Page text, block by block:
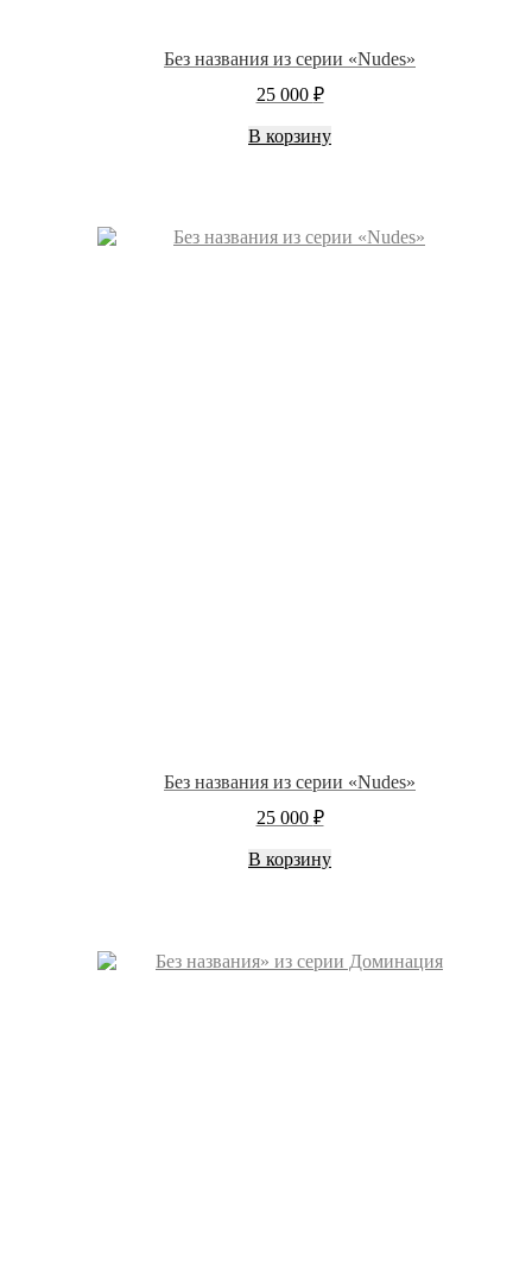
Без названия из серии «Nudes»
25 000 ₽
В корзину
Без названия из серии «Nudes»
25 000 ₽
В корзину